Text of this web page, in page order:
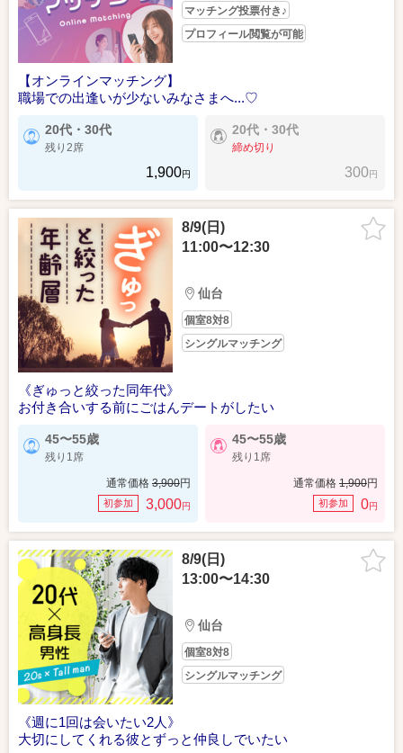
マッチング投票付き♪
プロフィール閲覧が可能
【オンラインマッチング】
職場での出逢いが少ないみなさまへ...♡
20代・30代
残り2席
1,900円
20代・30代
締め切り
300円
8/9(日)
11:00〜12:30
仙台
個室8対8
シングルマッチング
《ぎゅっと絞った同年代》
お付き合いする前にごはんデートがしたい
45〜55歳
残り1席
通常価格 3,900円
初参加 3,000円
45〜55歳
残り1席
通常価格 1,900円
初参加 0円
8/9(日)
13:00〜14:30
仙台
個室8対8
シングルマッチング
《週に1回は会いたい2人》
大切にしてくれる彼とずっと仲良しでいたい